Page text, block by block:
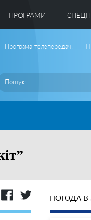
ПРОГРАМИ
Програма телепередач:
ПОГОДА В